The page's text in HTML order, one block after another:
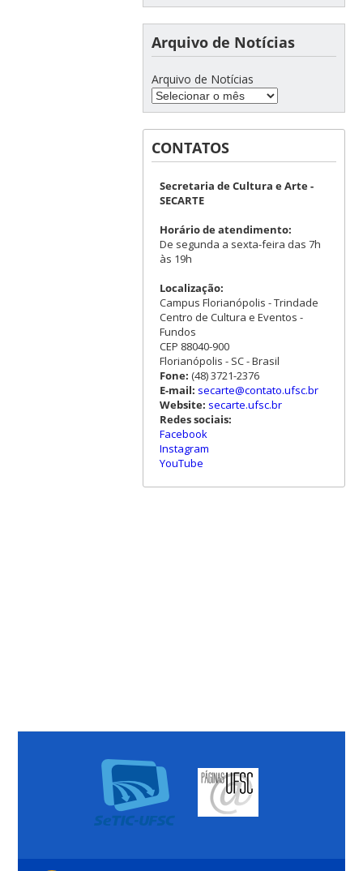
Arquivo de Notícias
Arquivo de Notícias
CONTATOS
Secretaria de Cultura e Arte -
SECARTE
Horário de atendimento:
De segunda a sexta-feira das 7h
às 19h
Localização:
Campus Florianópolis - Trindade
Centro de Cultura e Eventos -
Fundos
CEP 88040-900
Florianópolis - SC - Brasil
Fone: (48) 3721-2376
E-mail: secarte@contato.ufsc.br
Website: secarte.ufsc.br
Redes sociais:
Facebook
Instagram
YouTube